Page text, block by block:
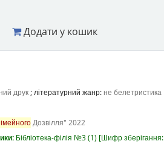
Додати у кошик
друк; літературний жанр:не белетристика
Дозвілля" 2022
Бібліотека-філія №3(1) Шифр зберігання: